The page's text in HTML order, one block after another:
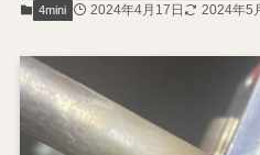
4mini 2024年4月17日 2024年5